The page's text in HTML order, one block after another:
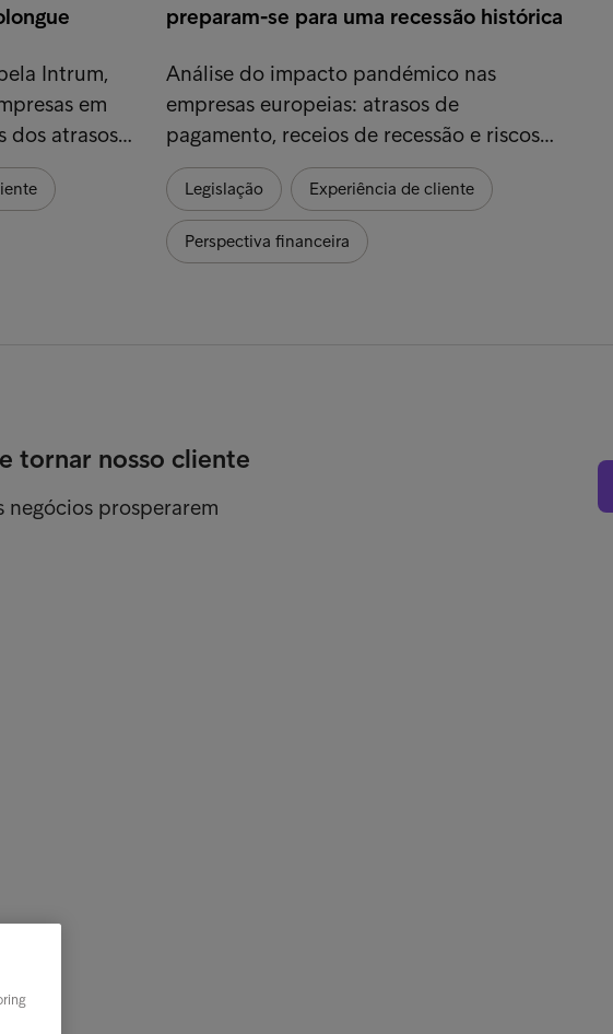
Intrum,
em
dos atrasos…
preparam-se para uma recessão histórica
Análise do impacto pandémico nas
empresas europeias: atrasos de
pagamento, receios de recessão e riscos…
Legislação Experiência de cliente
Perspectiva financeira
tornar nosso cliente
negócios prosperarem
Os nossos Parceiros